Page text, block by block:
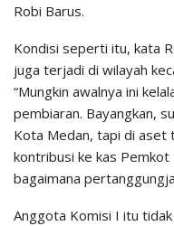
Robi Barus.
Kondisi seperti itu, kata
juga terjadi di wilayah
“Mungkin awalnya ini
pembiaran. Bayangkan,
Kota Medan, tapi di aset
kontribusi ke kas Pemkot
bagaimana
Anggota Komisi I itu